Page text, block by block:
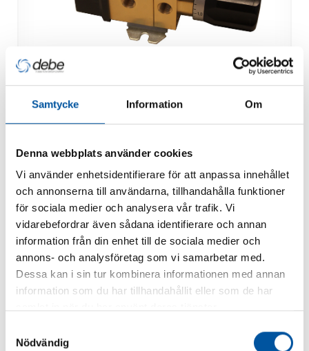
Samtycke Information Om
Denna webbplats använder cookies
Vi använder enhetsidentifierare för att anpassa innehållet
och annonserna till användarna, tillhandahålla funktioner
för sociala medier och analysera vår trafik. Vi
vidarebefordrar även sådana identifierare och annan
information från din enhet till de sociala medier och
annons- och analysföretag som vi samarbetar med.
Dessa kan i sin tur kombinera informationen med annan
information som du har tillhandahållit eller som de har
Nödvändig
Differenstryckvakt 0-60 mvp